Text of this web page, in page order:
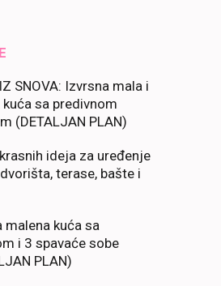
SNOVA: Izvrsna mala i
sa predivnom
(DETALJAN PLAN)
ideja za uređenje
terase, bašte i
malena kuća sa
i 3 spavaće sobe
PLAN)